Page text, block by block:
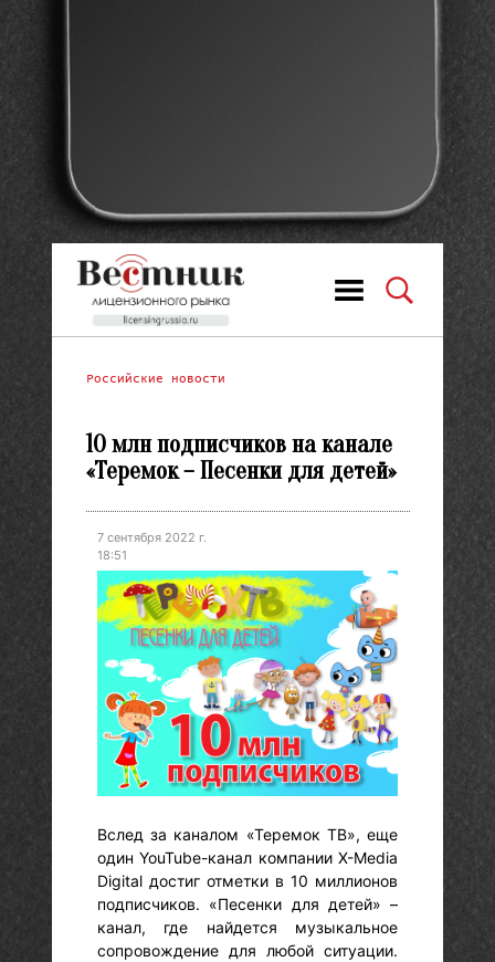
Российские новости
10 млн подписчиков на канале
«Теремок – Песенки для детей»
7 сентября 2022 г.
18:51
Вслед за каналом «Теремок ТВ», еще
один YouTube-канал компании X-Media
Digital достиг отметки в 10 миллионов
подписчиков. «Песенки для детей» –
канал, где найдется музыкальное
сопровождение для любой ситуации.